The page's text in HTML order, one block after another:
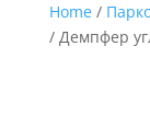
Home/
/ Демпфер